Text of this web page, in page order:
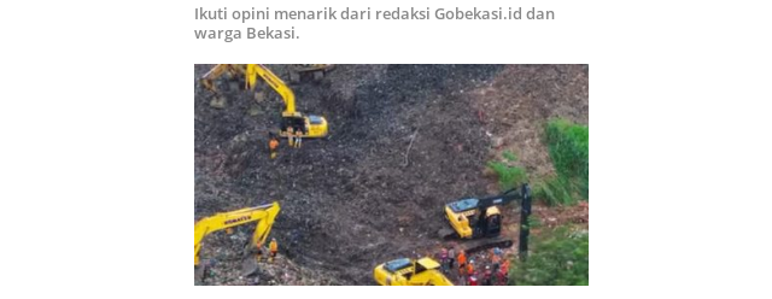
Ikuti opini menarik dari redaksi Gobekasi.id dan
warga Bekasi.